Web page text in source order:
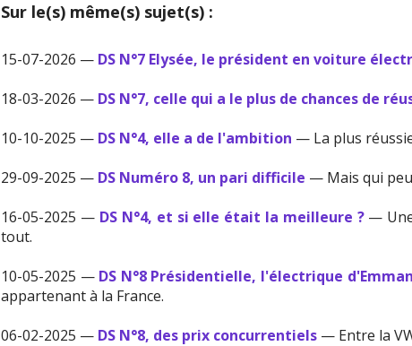
Sur le(s) même(s) sujet(s) :
15-07-2026 — DS N°7 Elysée, le président en voiture
18-03-2026 — DS N°7, celle qui a le plus de chances de
10-10-2025 — DS N°4, elle a de l'ambition — La plus
29-09-2025 — DS Numéro 8, un pari difficile — Mais qui
16-05-2025 — DS N°4, et si elle était la meilleure ?— Une
tout.
10-05-2025 — DS N°8 Présidentielle, l'électrique
appartenant à la France.
06-02-2025 — DS N°8, des prix concurrentiels — Entre la